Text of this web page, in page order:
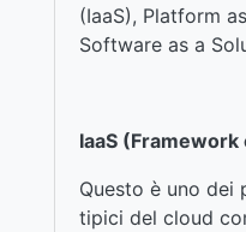
(IaaS), Platform
Software as a
IaaS
Questo è uno dei
tipici del cloud